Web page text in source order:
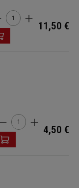
Anzahl:
11,50 €
Produkt Anzahl:
4,50 €